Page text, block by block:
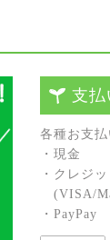
支払
各種お⽀払
・現⾦
・クレジ
(VISA/
・PayPay